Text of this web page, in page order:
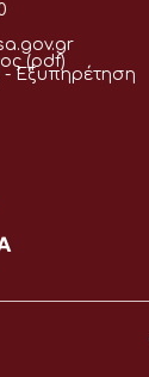
(pdf)
- Eξυπηρέτηση